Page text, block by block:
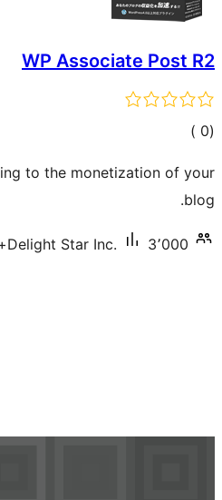
WP Associate Post R2
(0
إجمالي)
to the monetization of your
blog.
Delight Star Inc. 3٬000+ تنصيب نشط